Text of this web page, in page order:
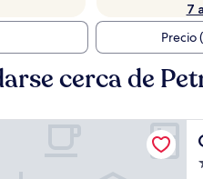
7
Precio
cerca de